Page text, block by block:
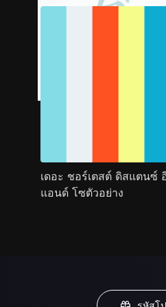
เดอะ ชอร์เตสต์ ดิสแตนซ์
แอนด์ โซตัวอย่าง